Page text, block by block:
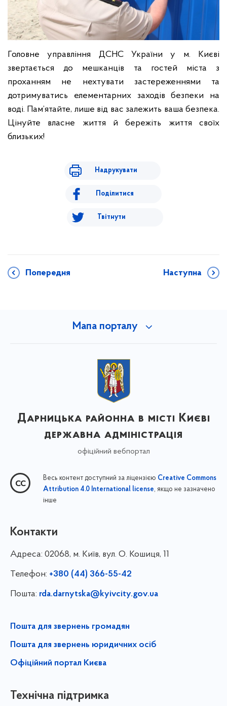
Головне управління ДСНС України у м. Києві
звертається до мешканців та гостей міста з
проханням не нехтувати застереженнями та
дотримуватись елементарних заходів безпеки на
воді. Пам’ятайте, лише від вас залежить ваша безпека.
Цінуйте власне життя й бережіть життя своїх
близьких!
Надрукувати
Поділитися
Твітнути
Попередня Наступна
Мапа порталу
Дарницька районна в місті Києві
державна адміністрація
офіційний вебпортал
Весь контент доступний за ліцензією Creative Commons
Attribution 4.0 International license, якщо не зазначено
інше
Контакти
Адреса: 02068, м. Київ, вул. О. Кошиця, 11
Телефон: +380 (44) 366-55-42
Пошта: rda.darnytska@kyivcity.gov.ua
Пошта для звернень громадян
Пошта для звернень юридичних осіб
Офіційний портал Києва
Технічна підтримка